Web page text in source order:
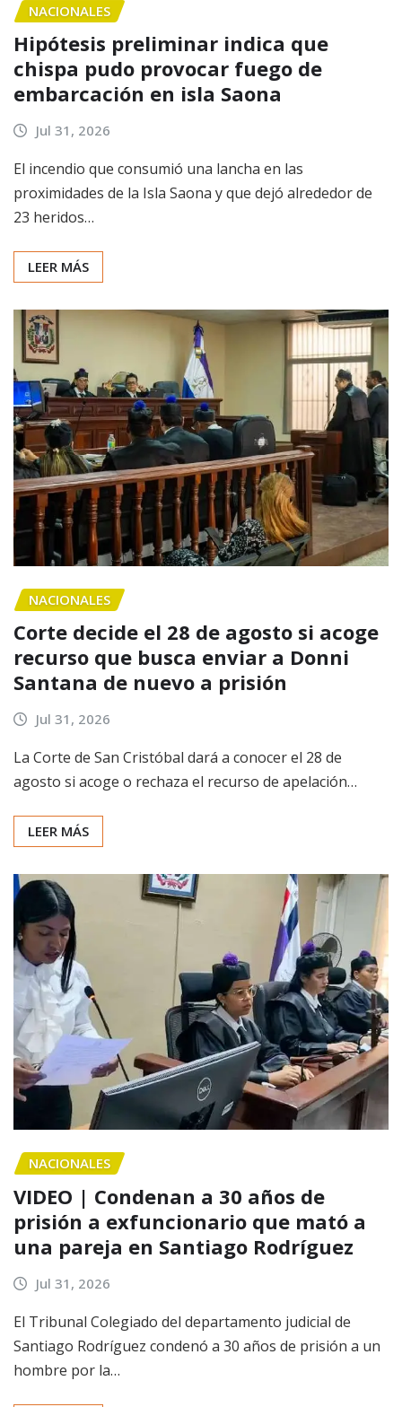
NACIONALES
Hipótesis preliminar indica que
chispa pudo provocar fuego de
embarcación en isla Saona
Jul 31, 2026
El incendio que consumió una lancha en las
proximidades de la Isla Saona y que dejó alrededor de
23 heridos…
LEER MÁS
NACIONALES
Corte decide el 28 de agosto si acoge
recurso que busca enviar a Donni
Santana de nuevo a prisión
Jul 31, 2026
La Corte de San Cristóbal dará a conocer el 28 de
agosto si acoge o rechaza el recurso de apelación…
LEER MÁS
NACIONALES
VIDEO | Condenan a 30 años de
prisión a exfuncionario que mató a
una pareja en Santiago Rodríguez
Jul 31, 2026
El Tribunal Colegiado del departamento judicial de
Santiago Rodríguez condenó a 30 años de prisión a un
hombre por la…